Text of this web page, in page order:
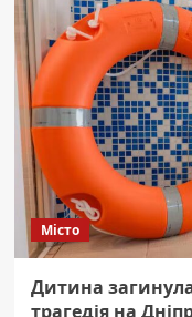
Місто
Дитина загинула
трагедія на